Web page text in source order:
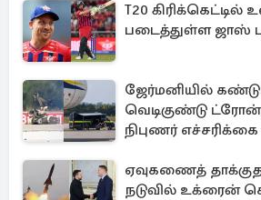
T20
படைத்துள்ள ஜாஸ்
ஜேர்மனியில்
வெடிகுண்டு ட்ரோன்:
நிபுணர் எச்சரிக்கை
ஏவுகணைத்
நடுவில் உக்ரைன்